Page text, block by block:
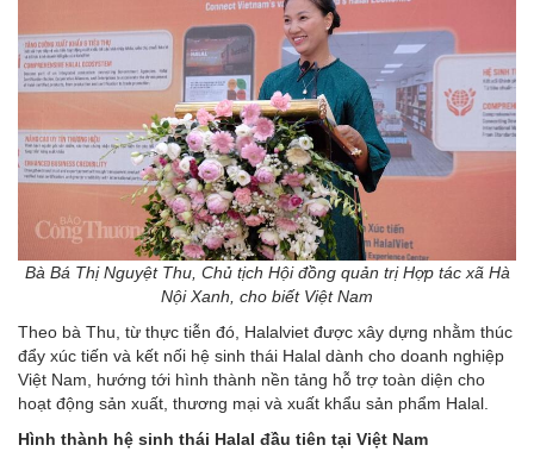
Bà Bá Thị Nguyệt Thu, Chủ tịch Hội đồng quản trị Hợp tác xã Hà
Nội Xanh, cho biết Việt Nam
Theo bà Thu, từ thực tiễn đó, Halalviet được xây dựng nhằm thúc
đẩy xúc tiến và kết nối hệ sinh thái Halal dành cho doanh nghiệp
Việt Nam, hướng tới hình thành nền tảng hỗ trợ toàn diện cho
hoạt động sản xuất, thương mại và xuất khẩu sản phẩm Halal.
Hình thành hệ sinh thái Halal đầu tiên tại Việt Nam